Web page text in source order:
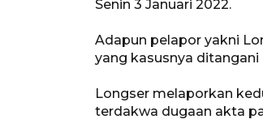
Senin 3 Januari 2022.
Adapun pelapor yakni
yang kasusnya
Longser melaporkan
terdakwa dugaan akta